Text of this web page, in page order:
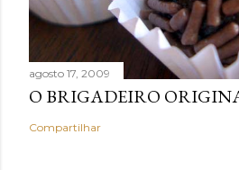
agosto 17, 2009
O BRIGADEIRO
Compartilhar